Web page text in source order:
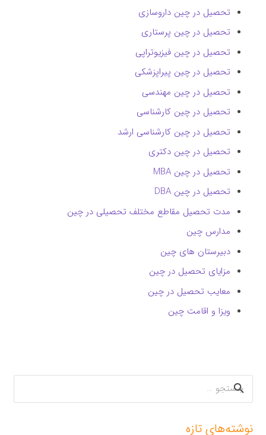
تحصیل در چین داروسازی
تحصیل در چین پرستاری
تحصیل در چین فیزیوتراپی
تحصیل در چین پیراپزشکی
تحصیل در چین مهندسی
تحصیل در چین کارشناسی
تحصیل در چین کارشناسی ارشد
تحصیل در چین دکتری
تحصیل در چین MBA
تحصیل در چین DBA
مدت تحصیل مقاطع مختلف تحصیلی در چین
مدارس چین
دبیرستان های چین
مزایای تحصیل در چین
معایب تحصیل در چین
ویزا و اقامت چین
جستجو
برای:
نوشته‌های تازه